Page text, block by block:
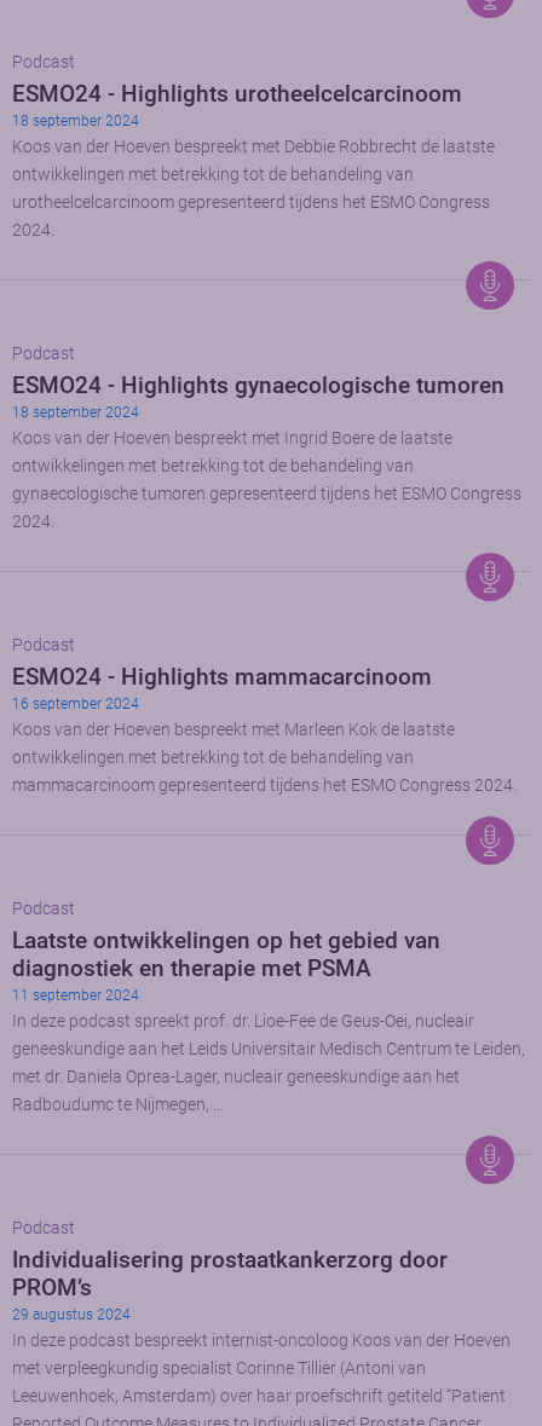
Podcast
ESMO24 - Highlights urotheelcelcarcinoom
18 september 2024
Koos van der Hoeven bespreekt met Debbie Robbrecht de laatste
ontwikkelingen met betrekking tot de behandeling van
urotheelcelcarcinoom gepresenteerd tijdens het ESMO Congress
2024.
Podcast
ESMO24 - Highlights gynaecologische tumoren
18 september 2024
Koos van der Hoeven bespreekt met Ingrid Boere de laatste
ontwikkelingen met betrekking tot de behandeling van
gynaecologische tumoren gepresenteerd tijdens het ESMO Congress
2024.
Podcast
ESMO24 - Highlights mammacarcinoom
16 september 2024
Koos van der Hoeven bespreekt met Marleen Kok de laatste
ontwikkelingen met betrekking tot de behandeling van
mammacarcinoom gepresenteerd tijdens het ESMO Congress 2024.
Podcast
Laatste ontwikkelingen op het gebied van
diagnostiek en therapie met PSMA
11 september 2024
In deze podcast spreekt prof. dr. Lioe-Fee de Geus-Oei, nucleair
geneeskundige aan het Leids Universitair Medisch Centrum te Leiden,
met dr. Daniela Oprea-Lager, nucleair geneeskundige aan het
Radboudumc te Nijmegen, …
Podcast
Individualisering prostaatkankerzorg door
PROM’s
29 augustus 2024
In deze podcast bespreekt internist-oncoloog Koos van der Hoeven
met verpleegkundig specialist Corinne Tillier (Antoni van
Leeuwenhoek, Amsterdam) over haar proefschrift getiteld “Patient